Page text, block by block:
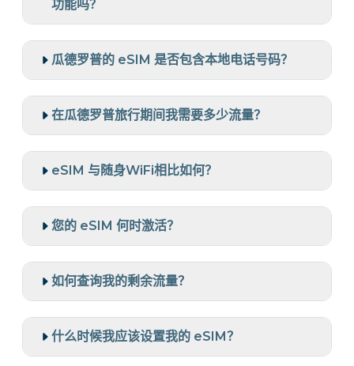
功能吗？
瓜德罗普的 eSIM 是否包含本地电话号码？
在瓜德罗普旅行期间我需要多少流量？
eSIM 与随身WiFi相比如何？
您的 eSIM 何时激活？
如何查询我的剩余流量？
什么时候我应该设置我的 eSIM？